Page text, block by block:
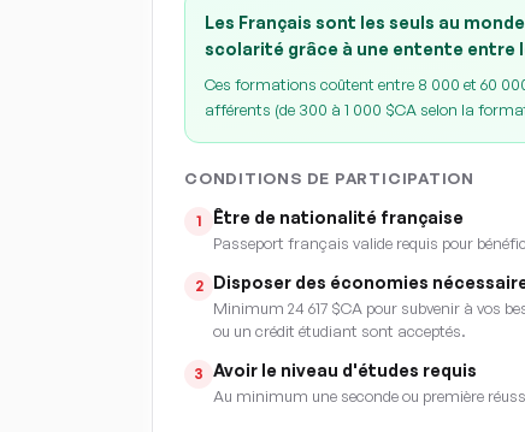
Les Français sont les seuls au
scolarité grâce à une entente entre
Ces formations coûtent entre 8 000 et 60
afférents (de 300 à 1 000 $CA selon la
CONDITIONS DE PARTICIPATION
1 Être de nationalité française
Passeport français valide requis pour
2 Disposer des économies
Minimum 24 617 $CA pour subvenir à vos
ou un crédit étudiant sont acceptés.
3 Avoir le niveau d'études requis
Au minimum une seconde ou première